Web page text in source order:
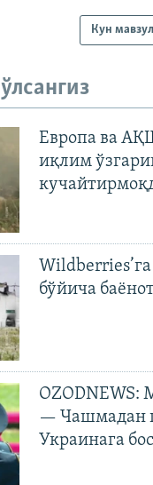
Кун
Европа ва
иқлим
бўйича
OZODNEWS:
— Чашмадан
Украинага